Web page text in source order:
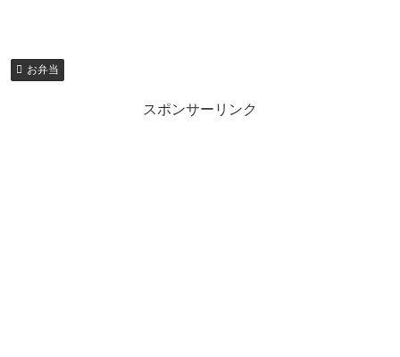
お弁当
スポンサーリンク